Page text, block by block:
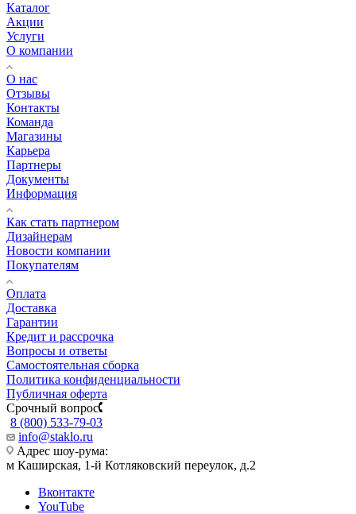
Каталог
Акции
Услуги
О компании
О нас
Отзывы
Контакты
Команда
Магазины
Карьера
Партнеры
Документы
Информация
Как стать партнером
Дизайнерам
Новости компании
Покупателям
Оплата
Доставка
Гарантии
Кредит и рассрочка
Вопросы и ответы
Самостоятельная сборка
Политика конфиденциальности
Публичная оферта
Срочный вопрос
8 (800) 533-79-03
info@staklo.ru
Адрес шоу-рума:
м Каширская, 1-й Котляковский переулок, д.2
Вконтакте
YouTube